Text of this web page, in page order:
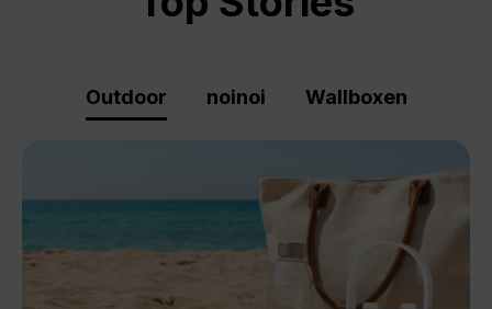
Outdoor noinoi Wallboxen